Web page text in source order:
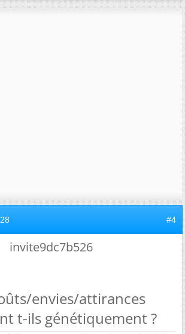
#4
invite9dc7b526
envies/attirances
t-ils génétiquement ?